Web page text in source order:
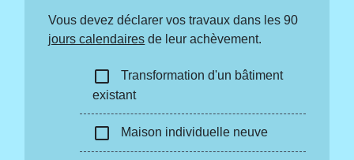
Vous devez déclarer vos travaux dans les 90
jours calendaires de leur achèvement.
check_box_outline_blank
Transformation d'un bâtiment
existant
check_box_outline_blank Maison individuelle neuve